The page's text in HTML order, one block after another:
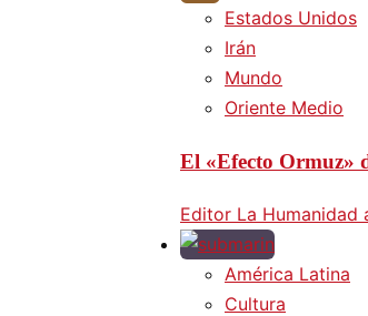
Estados Unidos
Irán
Mundo
Oriente Medio
El «Efecto Ormuz»
Editor La Humanidad
América Latina
Cultura